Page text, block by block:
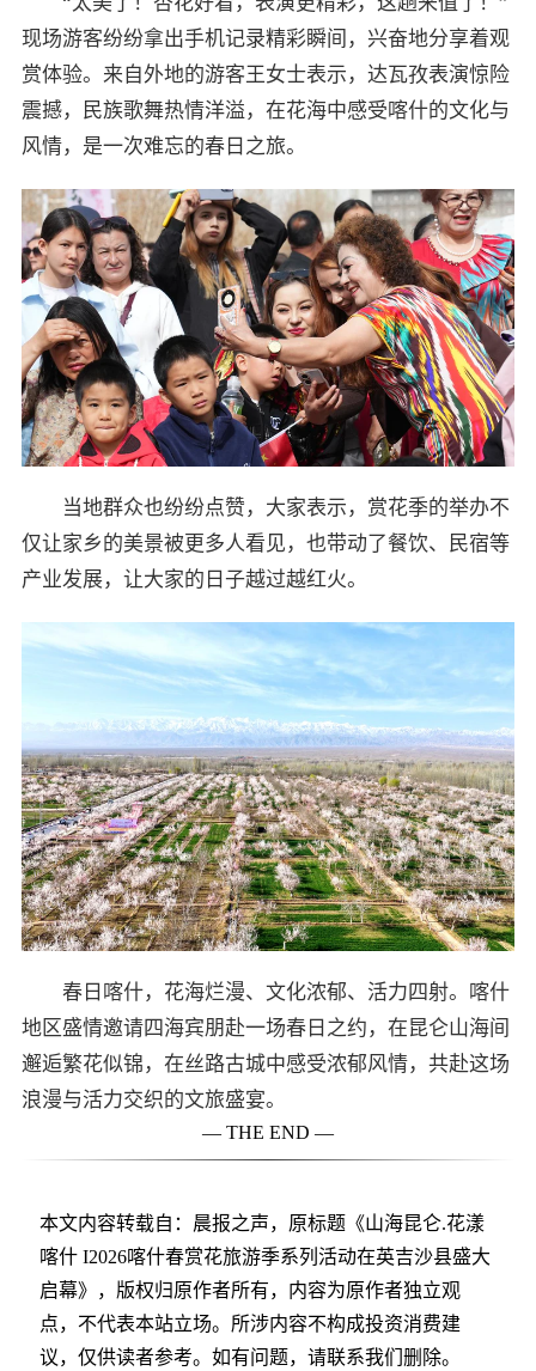
现场游客纷纷拿出手机记录精彩瞬间，兴奋地分享着观
赏体验。来自外地的游客王女士表示，达瓦孜表演惊险
震撼，民族歌舞热情洋溢，在花海中感受喀什的文化与
风情，是一次难忘的春日之旅。
当地群众也纷纷点赞，大家表示，赏花季的举办不
仅让家乡的美景被更多人看见，也带动了餐饮、民宿等
产业发展，让大家的日子越过越红火。
春日喀什，花海烂漫、文化浓郁、活力四射。喀什
地区盛情邀请四海宾朋赴一场春日之约，在昆仑山海间
邂逅繁花似锦，在丝路古城中感受浓郁风情，共赴这场
浪漫与活力交织的文旅盛宴。
— THE END —
本文内容转载自：晨报之声，原标题《山海昆仑.花漾
喀什 I2026喀什春赏花旅游季系列活动在英吉沙县盛大
启幕》，版权归原作者所有，内容为原作者独立观
点，不代表本站立场。所涉内容不构成投资消费建
议，仅供读者参考。如有问题，请联系我们删除。